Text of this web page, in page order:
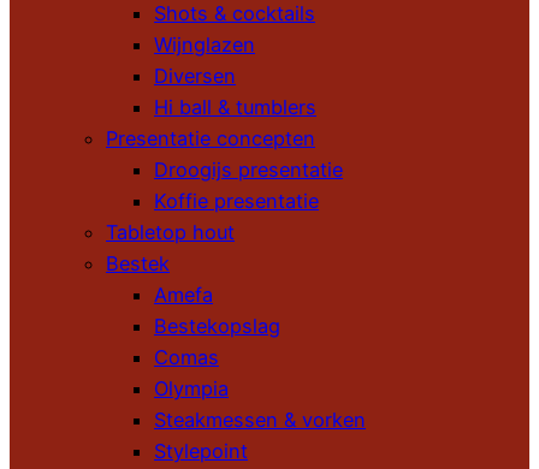
Shots & cocktails
Wijnglazen
Diversen
Hi ball & tumblers
Presentatie concepten
Droogijs presentatie
Koffie presentatie
Tabletop hout
Bestek
Amefa
Bestekopslag
Comas
Olympia
Steakmessen & vorken
Stylepoint